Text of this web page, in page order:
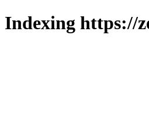
Indexing https://